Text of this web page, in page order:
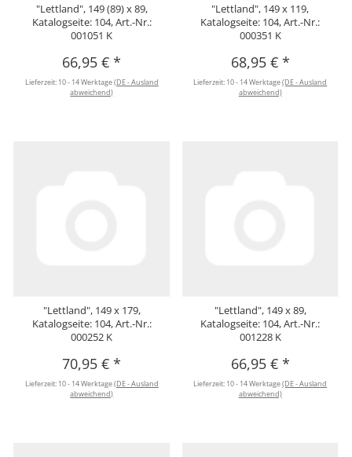
"Lettland", 149 (89) x 89,
Katalogseite: 104, Art.-Nr.:
001051 K
66,95 €*
Lieferzeit: 10 - 14 Werktage(DE - Ausland
abweichend)
"Lettland", 149 x 119,
Katalogseite: 104, Art.-Nr.:
000351 K
68,95 € *
Lieferzeit: 10 - 14 Werktage(DE - Ausland
abweichend)
"Lettland", 149 x 179,
Katalogseite: 104, Art.-Nr.:
000252 K
70,95 €*
Lieferzeit: 10 - 14 Werktage(DE - Ausland
abweichend)
"Lettland", 149 x 89,
Katalogseite: 104, Art.-Nr.:
001228 K
66,95 € *
Lieferzeit: 10 - 14 Werktage(DE - Ausland
abweichend)